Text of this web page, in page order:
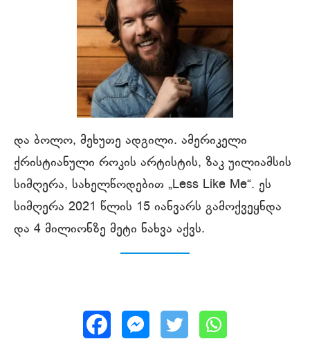
და ბოლო, მეხუთე ადგილი. ამერიკელი
ქრისტიანული როკის არტისტის, ზაკ უილიამსის
სიმღერა, სახელწოდებით „Less Like Me“. ეს
სიმღერა 2021 წლის 15 იანვარს გამოქვეყნდა
და 4 მილიონზე მეტი ნახვა აქვს.